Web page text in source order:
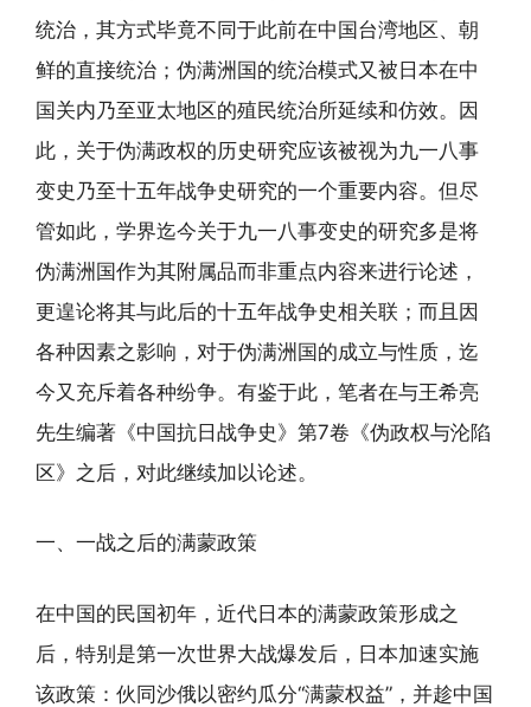
统治，其方式毕竟不同于此前在中国台湾地区、朝
鲜的直接统治；伪满洲国的统治模式又被日本在中
国关内乃至亚太地区的殖民统治所延续和仿效。因
此，关于伪满政权的历史研究应该被视为九一八事
变史乃至十五年战争史研究的一个重要内容。但尽
管如此，学界迄今关于九一八事变史的研究多是将
伪满洲国作为其附属品而非重点内容来进行论述，
更遑论将其与此后的十五年战争史相关联；而且因
各种因素之影响，对于伪满洲国的成立与性质，迄
今又充斥着各种纷争。有鉴于此，笔者在与王希亮
先生编著《中国抗日战争史》第7卷《伪政权与沦陷
区》之后，对此继续加以论述。
一、一战之后的满蒙政策
在中国的民国初年，近代日本的满蒙政策形成之
后，特别是第一次世界大战爆发后，日本加速实施
该政策：伙同沙俄以密约瓜分“满蒙权益”，并趁中国